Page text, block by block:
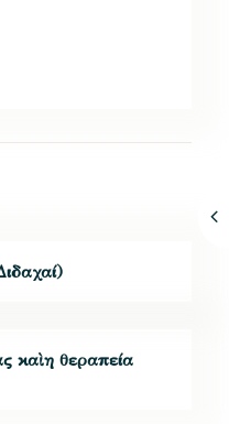
καὶ η θεραπεία